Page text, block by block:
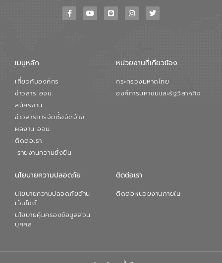
เมนูหลัก
เกี่ยวกับองค์กร
ข่าวสาร อจน.
สมัครงาน
ข่าวสารการจัดซื้อจัดจ้าง
ผลงาน อจน.
ติดต่อเรา
รายงานความยั่งยืน
หน่วยงานที่เกียวข้อง
กระทรวงมหาดไทย
องค์การมหาชนและรัฐวิสาหกิจ
นโยบายความปลอดภัย
นโยบายความปลอดภัยด้าน
เว็บไซต์
นโยบายคุ้มครองข้อมูลส่วน
บุคคล
ติดต่อเรา
ติดต่อหน่วยงานภายใน